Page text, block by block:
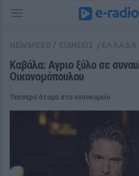
Καβάλα: Αγριο ξύλο σε
Οικονομόπουλου
Τεσσερα άτομα στο νοσοκομείο